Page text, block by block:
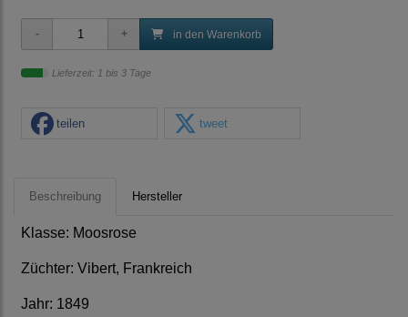
in den Warenkorb
Lieferzeit: 1 bis 3 Tage
teilen tweet
Beschreibung Hersteller
Klasse: Moosrose
Züchter: Vibert, Frankreich
Jahr: 1849